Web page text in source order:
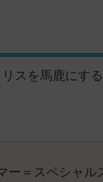
スを馬鹿にす
ー＝スペシャル